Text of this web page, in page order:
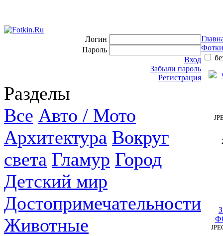
Логин
Пароль
Вход
Забыли пароль
Регистрация
Разделы
Все Авто / Мото
Архитектура Вокруг
света Гламур Город
Детский мир
Достопримечательности
Животные